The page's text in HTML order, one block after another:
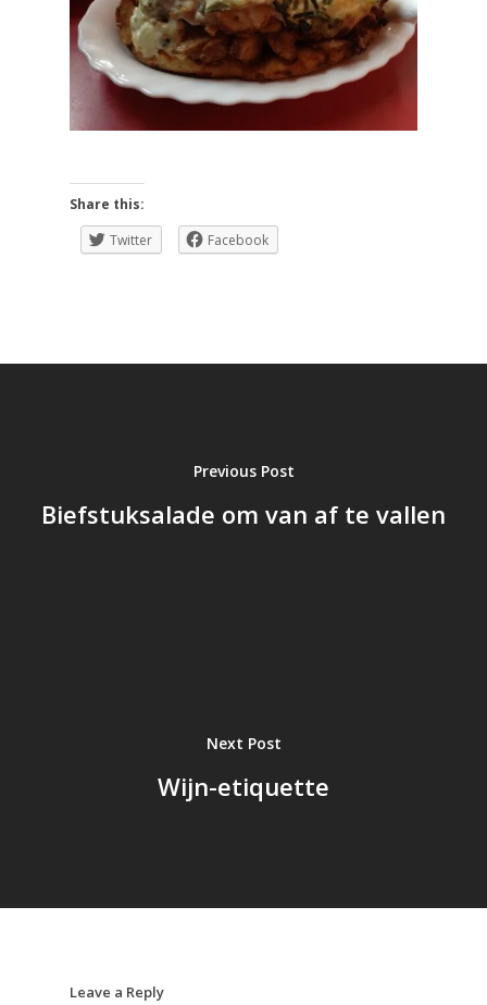
Share this:
Twitter
Facebook
Previous Post
Biefstuksalade om van af te vallen
Next Post
Wijn-etiquette
Leave a Reply